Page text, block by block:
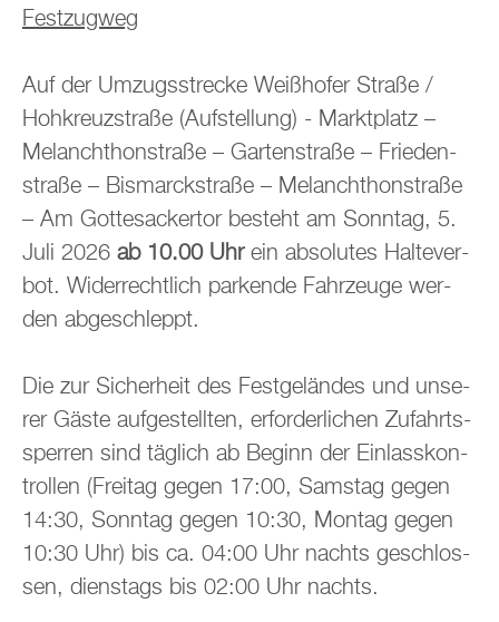
Fest­zug­weg
Auf der Um­zugs­stre­cke Wei­ßho­fer Stra­ße /
Hoh­kreuz­stra­ße (Auf­stel­lung) - Markt­platz –
Me­lan­chthon­stra­ße – Gar­ten­stra­ße – Frie­den­
stra­ße – Bis­marck­stra­ße – Me­lan­chthon­stra­ße
– Am Got­tes­acker­tor be­steht am Sonn­tag, 5.
Juli 2026 ab 10.00 Uhr ein ab­so­lu­tes Hal­te­ver­
bot. Wi­der­recht­lich par­ken­de Fahr­zeu­ge wer­
den ab­ge­schleppt.
Die zur Si­cher­heit des Fest­ge­län­des und un­se­
rer Gäste auf­ge­stell­ten, er­for­der­li­chen Zu­fahrts­
sper­ren sind täg­lich ab Be­ginn der Ein­lass­kon­
trol­len (Frei­tag gegen 17:00, Sams­tag gegen
14:30, Sonn­tag gegen 10:30, Mon­tag gegen
10:30 Uhr) bis ca. 04:00 Uhr nachts ge­schlos­
sen, diens­tags bis 02:00 Uhr nachts.